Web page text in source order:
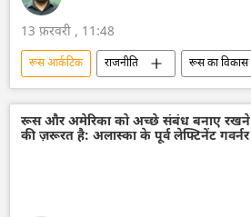
13 फ़रवरी , 11:48
रूस आर्कटिक राजनीति
रूस का विकास
रूस
मास्को
रूसी विदेश मंत्रालय
नाटो
यूरोपीय संघ
यूरोपीय परिषद
यूरोप
रूस और अमेरिका को अच्छे संबंध बनाए रखने
की ज़रूरत है: अलास्का के पूर्व लेफ्टिनेंट गवर्नर